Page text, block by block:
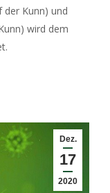
der Kunn) und
wird dem
Dez.
17
2020